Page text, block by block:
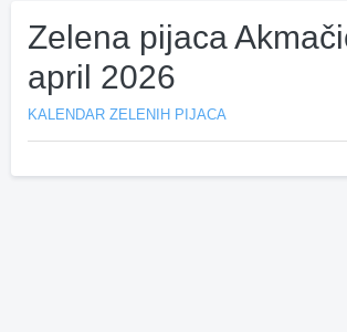
Zelena pijaca
april 2026
KALENDAR ZELENIH PIJACA